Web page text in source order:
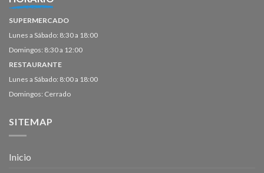
SUPERMERCADO
Lunes a Sábado: 8:30 a 18:00
Domingos: 8:30 a 12:00
RESTAURANTE
Lunes a Sábado: 8:00 a 18:00
Domingos: Cerrado
SITEMAP
Inicio